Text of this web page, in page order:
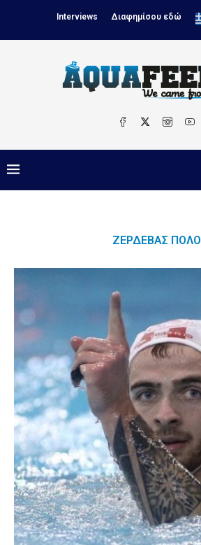
Interviews Διαφημίσου εδώ
ΖΕΡΔΕΒΆΣ ΠΌΛΟ